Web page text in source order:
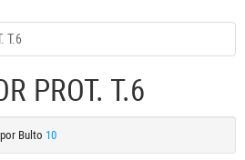
T.6
PROT. T.6
Bulto 10